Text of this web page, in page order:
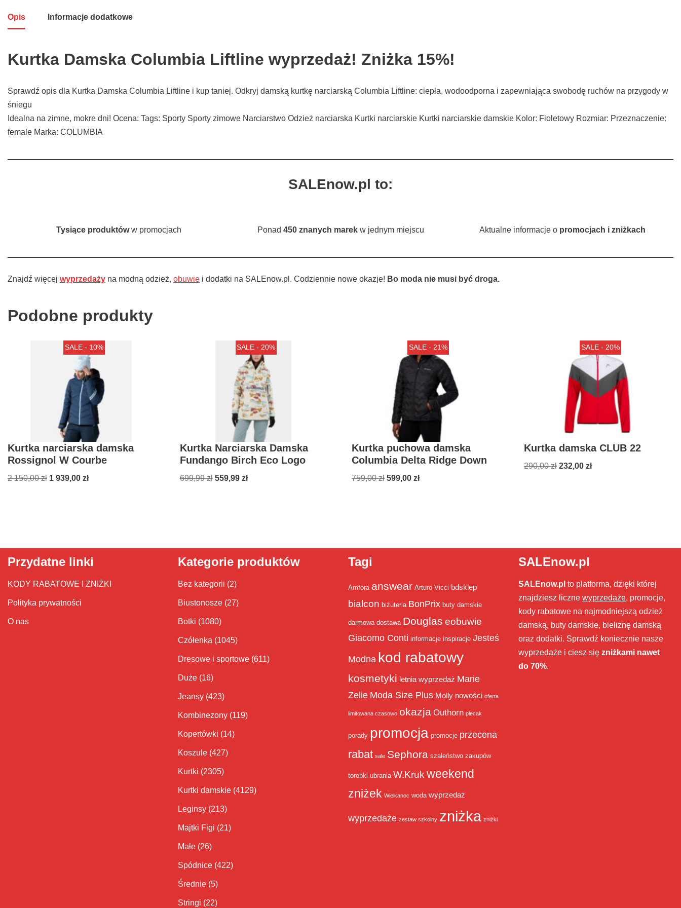
Opis Informacje dodatkowe
Kurtka Damska Columbia Liftline wyprzedaż! Zniżka 15%!
Sprawdź opis dla Kurtka Damska Columbia Liftline i kup taniej. Odkryj damską kurtkę narciarską Columbia Liftline: ciepła, wodoodporna i zapewniająca swobodę ruchów na przygody w
śniegu
Idealna na zimne, mokre dni! Ocena: Tags: Sporty Sporty zimowe Narciarstwo Odzież narciarska Kurtki narciarskie Kurtki narciarskie damskie Kolor: Fioletowy Rozmiar: Przeznaczenie:
female Marka: COLUMBIA
SALEnow.pl to:
Tysiące produktóww promocjach Ponad 450 znanych marekw jednym miejscu Aktualne informacje o promocjach i zniżkach
Znajdź więcej wyprzedaży na modną odzież, obuwie i dodatki na SALEnow.pl. Codziennie nowe okazje! Bo moda nie musi być droga.
Podobne produkty
SALE - 10%
Kurtka narciarska damska
Rossignol W Courbe
2 150,00zł 1 939,00 zł
SALE - 20%
Kurtka Narciarska Damska
Fundango Birch Eco Logo
699,99zł 559,99 zł
SALE - 21%
Kurtka puchowa damska
Columbia Delta Ridge Down
759,00zł 599,00zł
SALE - 20%
Kurtka damska CLUB 22
290,00zł 232,00 zł
Przydatne linki
KODY RABATOWE I ZNIŻKI
Polityka prywatności
O nas
Kategorie produktów
Bez kategorii (2)
Biustonosze (27)
Botki (1080)
Czółenka (1045)
Dresowe i sportowe (611)
Duże (16)
Jeansy (423)
Kombinezony (119)
Kopertówki (14)
Koszule (427)
Kurtki (2305)
Kurtki damskie (4129)
Leginsy (213)
Majtki Figi (21)
Małe (26)
Spódnice (422)
Średnie (5)
Stringi (22)
Tagi
Amfora answear Arturo Vicci bdsklep
bialcon biżuteria BonPrix buty damskie
darmowa dostawa Douglas eobuwie
Giacomo Conti informacje inspiracje Jesteś
Modna kod rabatowy
kosmetyki letnia wyprzedaż Marie
Zelie Moda Size Plus Molly nowości oferta
limitowana czasowo okazja Outhorn plecak
porady promocja promocje przecena
rabat sale Sephora szaleństwo zakupów
torebki ubrania W.Kruk weekend
zniżek Wielkanoc woda wyprzedaż
wyprzedaże zestaw szkolny zniżka zniżki
SALEnow.pl
SALEnow.pl to platforma, dzięki której
znajdziesz liczne wyprzedaże, promocje,
kody rabatowe na najmodniejszą odzież
damską, buty damskie, bieliznę damską
oraz dodatki. Sprawdź koniecznie nasze
wyprzedaże i ciesz się zniżkami nawet
do 70%.